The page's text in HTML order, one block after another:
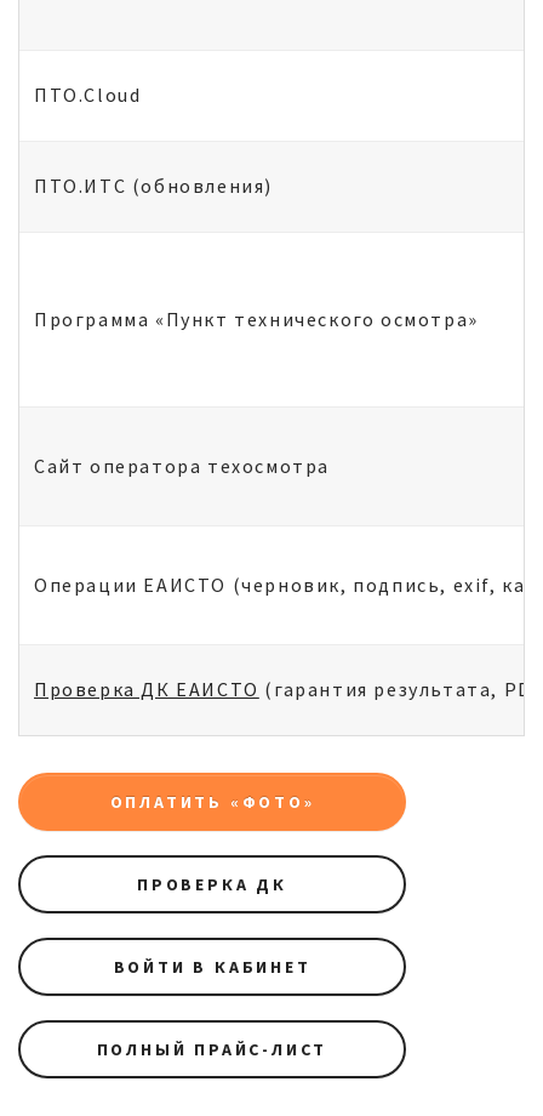
ПТО.Cloud
ПТО.ИТС (обновления)
Программа «Пункт технического осмотра»
Сайт оператора техосмотра
Операции ЕАИСТО (черновик, подпись, exif,
Проверка ДК ЕАИСТО (гарантия результата,
ОПЛАТИТЬ «ФОТО»
ПРОВЕРКА ДК
ВОЙТИ В КАБИНЕТ
ПОЛНЫЙ ПРАЙС-ЛИСТ